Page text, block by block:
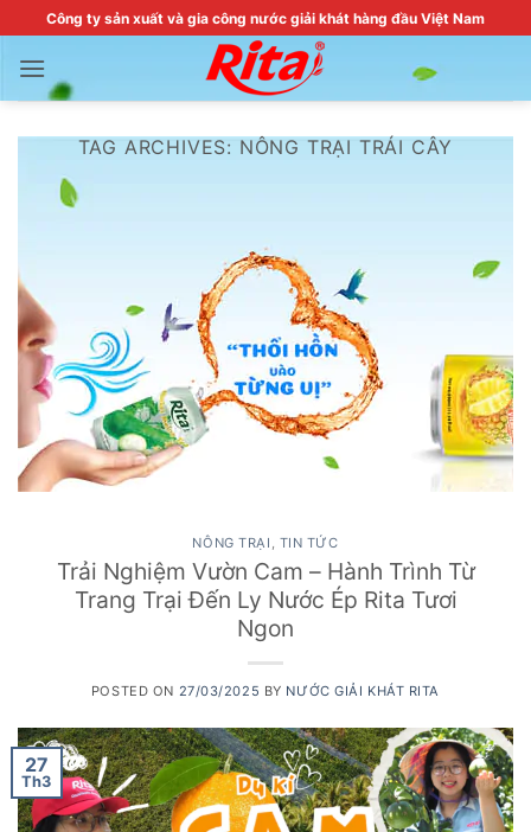
to
content
Công ty sản xuất và gia công nước giải khát hàng đầu Việt Nam
TAG ARCHIVES: NÔNG TRẠI TRÁI CÂY
NÔNG TRẠI , TIN TỨC
Trải Nghiệm Vườn Cam – Hành Trình Từ
Trang Trại Đến Ly Nước Ép Rita Tươi
Ngon
POSTED ON 27/03/2025 BY NƯỚC GIẢI KHÁT RITA
27
Th3